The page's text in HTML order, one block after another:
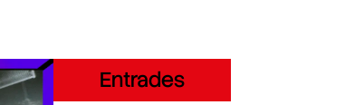
Entrades